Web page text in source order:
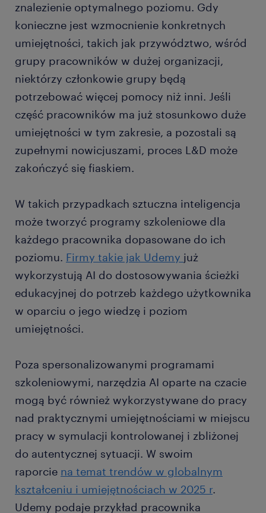
znalezienie optymalnego poziomu. Gdy
konieczne jest wzmocnienie konkretnych
umiejętności, takich jak przywództwo, wśród
grupy pracowników w dużej organizacji,
niektórzy członkowie grupy będą
potrzebować więcej pomocy niż inni. Jeśli
część pracowników ma już stosunkowo duże
umiejętności w tym zakresie, a pozostali są
zupełnymi nowicjuszami, proces L&D może
zakończyć się fiaskiem.
W takich przypadkach sztuczna inteligencja
może tworzyć programy szkoleniowe dla
każdego pracownika dopasowane do ich
poziomu. Firmy takie jak Udemy już
wykorzystują AI do dostosowywania ścieżki
edukacyjnej do potrzeb każdego użytkownika
w oparciu o jego wiedzę i poziom
umiejętności.
Poza spersonalizowanymi programami
szkoleniowymi, narzędzia AI oparte na czacie
mogą być również wykorzystywane do pracy
nad praktycznymi umiejętnościami w miejscu
pracy w symulacji kontrolowanej i zbliżonej
do autentycznej sytuacji. W swoim
raporcie na temat trendów w globalnym
kształceniu i umiejętnościach w 2025 r.
Udemy podaje przykład pracownika